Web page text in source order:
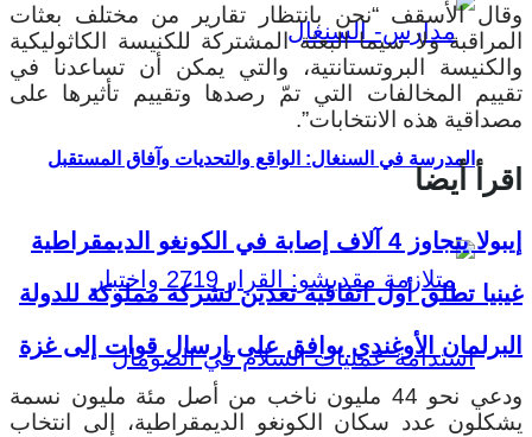
المدرسة في السنغال: الواقع والتحديات وآفاق المستقبل
وقال الأسقف “نحن بانتظار تقارير من مختلف بعثات
المراقبة ولا سيما البعثة المشتركة للكنيسة الكاثوليكية
والكنيسة البروتستانتية، والتي يمكن أن تساعدنا في
تقييم المخالفات التي تمّ رصدها وتقييم تأثيرها على
مصداقية هذه الانتخابات”.
اقرأ أيضا
إيبولا يتجاوز 4 آلاف إصابة في الكونغو الديمقراطية
غينيا تطلق أول اتفاقية تعدين لشركة مملوكة للدولة
البرلمان الأوغندي يوافق على إرسال قوات إلى غزة
ودعي نحو 44 مليون ناخب من أصل مئة مليون نسمة
يشكلون عدد سكان الكونغو الديمقراطية، إلى انتخاب